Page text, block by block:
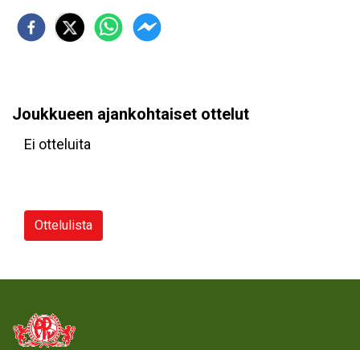
Joukkueen ajankohtaiset ottelut
Ei otteluita
Ottelulista